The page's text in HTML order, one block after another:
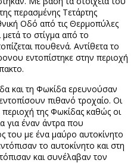
περασμένης Τετάρτης
Οδό από τις Θερμοπύλες
το στίγμα από το
πουθενά. Αντίθετα το
εντοπίστηκε στην περιοχή
και τη Φωκίδα ερευνούσαν
πιθανό τροχαίο. Οι
της Φωκίδας καθώς οι
για έναν άντρα που
του με ένα μαύρο αυτοκίνητο
το αυτοκίνητο και στη
και συνέλαβαν τον